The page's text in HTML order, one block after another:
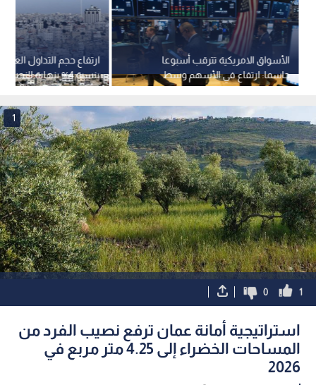
ارتفاع حجم التداول
بنسبة 4% بنهاية
2025
الأسواق الامريكية تترقب أسبوعا
حاسما: ارتفاع في الأسهم وسط
ترقب لنتائج العمالقة وقرار الفيدرالي
ومهلة ترمب التجارية
1
1
0
استراتيجية أمانة عمان ترفع نصيب الفرد من
المساحات الخضراء إلى 4.25 متر مربع في
2026